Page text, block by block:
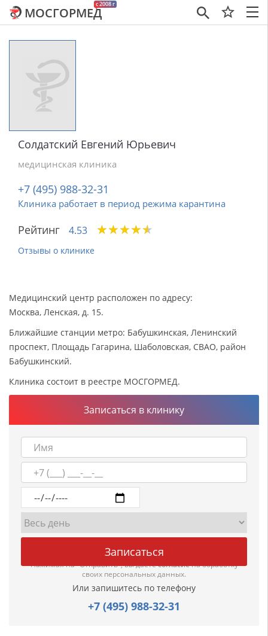
×
c 2008 г
МОСГОРМЕД
Солдатский Евгений Юрьевич
медицинская клиника
+7 (495) 988-32-31
Клиника работает в период режима карантина
Рейтинг 4.53 ★★★★★
★★★★★
Отзывы о клинике
Медицинский центр расположен по адресу:
Москва, Ленская, д. 15.
Ближайшие станции метро: Бабушкинская, Ленинский
проспект, Площадь Гагарина, Шаболовская, СВАО, район
Бабушкинский.
Клиника состоит в реестре МОСГОРМЕД.
Записаться в клинику
Нажимая на "Отправить", вы даетесогласиена обработку
своих персональных данных.
Или запишитесь по телефону
+7 (495) 988-32-31